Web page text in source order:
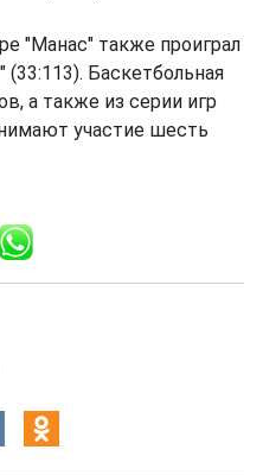
"Манас" также проиграл
Баскетбольная
а также из серии игр
участие шесть